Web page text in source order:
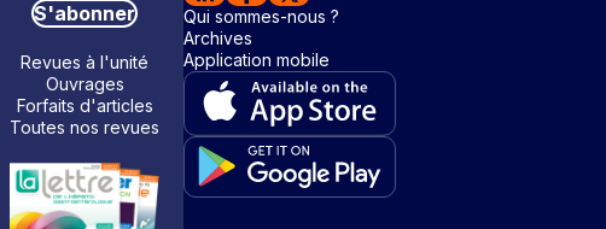
S'abonner
Revues à l'unité
Ouvrages
Forfaits d'articles
Toutes nos revues
Qui sommes-nous ?
Archives
Application mobile